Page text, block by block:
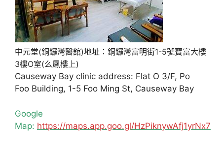
中元堂(銅鑼灣醫舘)地址：銅鑼灣富明街1-5號寶富大樓
3樓O室(么鳳樓上)
Causeway Bay clinic address: Flat O 3/F, Po
Foo Building, 1-5 Foo Ming St, Causeway Bay
Google
Map: https://maps.app.goo.gl/HzPiknywAfj1yrNx7